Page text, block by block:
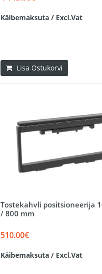
Käibemaksuta / Excl.Vat
Lisa Ostukorvi
Tostekahvli positsioneerija
/ 800 mm
510.00€
Käibemaksuta / Excl.Vat